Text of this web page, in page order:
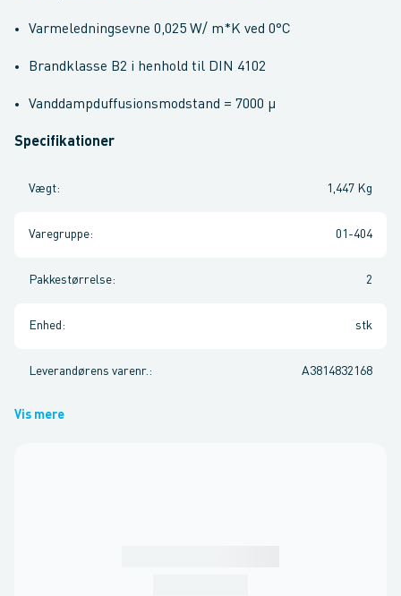
Varmeledningsevne 0,025 W/ m*K ved 0°C
Brandklasse B2 i henhold til DIN 4102
Vanddampduffusionsmodstand = 7000 µ
Specifikationer
Vægt: 1,447 Kg
Varegruppe: 01-404
Pakkestørrelse: 2
Enhed : stk
Leverandørens varenr. : A3814832168
Vis mere